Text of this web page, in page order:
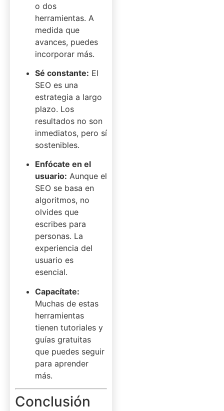
o dos
herramientas. A
medida que
avances, puedes
incorporar más.
Sé constante: El
SEO es una
estrategia a largo
plazo. Los
resultados no son
inmediatos, pero sí
sostenibles.
Enfócate en el
usuario: Aunque el
SEO se basa en
algoritmos, no
olvides que
escribes para
personas. La
experiencia del
usuario es
esencial.
Capacítate:
Muchas de estas
herramientas
tienen tutoriales y
guías gratuitas
que puedes seguir
para aprender
más.
Conclusión